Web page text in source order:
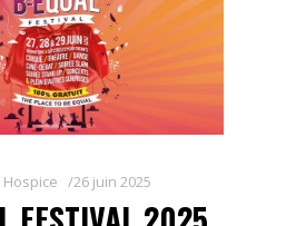
26 juin 2025